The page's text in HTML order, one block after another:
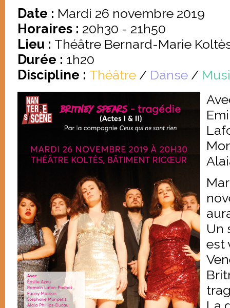
Date : Mardi 26 novembre 2019
Horaires : 20h30 - 21h50
Lieu : Théâtre Bernard-Marie
Durée : 1h20
Discipline : Théâtre / Danse /
Un
est